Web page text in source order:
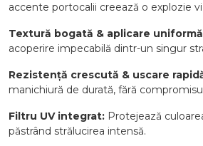
accente portocalii creează o explozie
Textură bogată & aplicare
acoperire impecabilă dintr-un singur
Rezistență crescută & uscare
manichiură de durată, fără
Filtru UV integrat: Protejează
păstrând strălucirea intensă.